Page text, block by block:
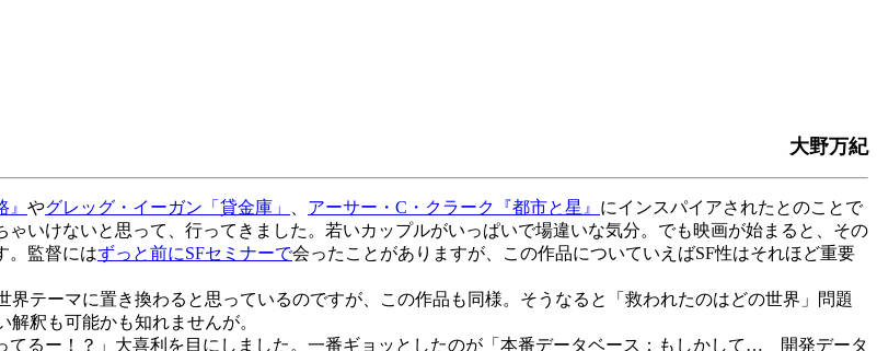
大野万紀
やグレッグ・イーガン「貸金庫」 アーサー・C・クラーク『都市と星』 にインスパイアされたとのことで
いけないと思って、行ってきました。若いカップルがいっぱいで場違いな気分。でも映画が始まると、その
。監督にはずっと前にSFセミナーで会ったことがありますが、この作品についていえばSF性はそれほど重要
テーマに置き換わると思っているのですが、この作品も同様。そうなると「救われたのはどの世界」問題
釈も可能かも知れませんが。
るー！？」大喜利を目にしました。一番ギョッとしたのが「本番データベース：もしかして… 開発データ